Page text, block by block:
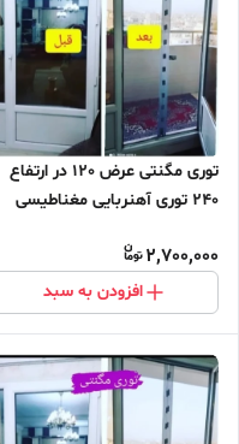
توری مگنتی عرض 120 در ارتفاع
240 توری آهنربایی مغناطیسی
مگنتی پرده توری بالکن توری
مغازه پرده مغازه
2,700,000
افزودن به سبد